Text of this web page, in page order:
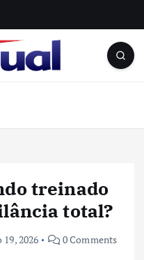
treinado
total?
19, 2026 0 Comments